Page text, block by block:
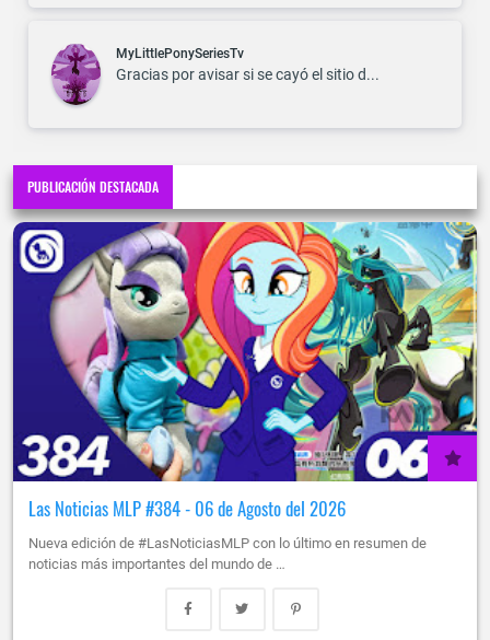
MyLittlePonySeriesTv
Gracias por avisar si se cayó el sitio d...
PUBLICACIÓN DESTACADA
Las Noticias MLP #384 - 06 de Agosto del 2026
Nueva edición de #LasNoticiasMLP con lo último en resumen de
noticias más importantes del mundo de …